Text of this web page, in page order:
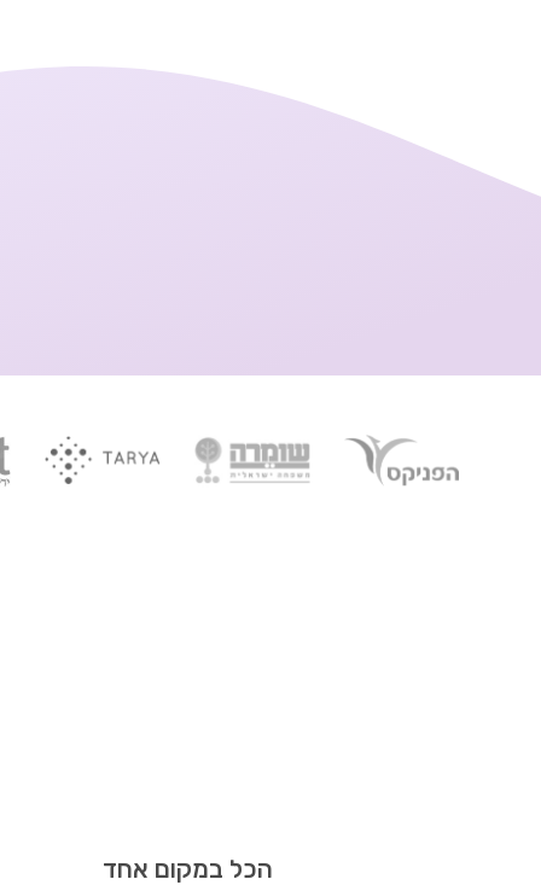
הכל במקום אחד